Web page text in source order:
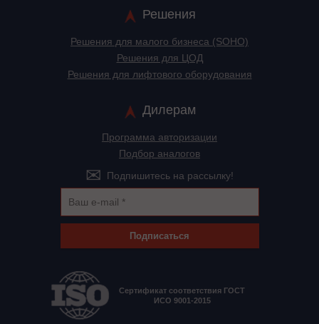
Решения
Решения для малого бизнеса (SOHO)
Решения для ЦОД
Решения для лифтового оборудования
Дилерам
Программа авторизации
Подбор аналогов
Подпишитесь на рассылку!
Подписаться
Сертификат соответствия ГОСТ
ИСО 9001-2015